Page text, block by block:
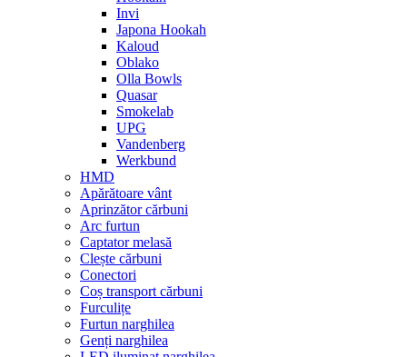
Invi
Japona Hookah
Kaloud
Oblako
Olla Bowls
Quasar
Smokelab
UPG
Vandenberg
Werkbund
HMD
Apărătoare vânt
Aprinzător cărbuni
Arc furtun
Captator melasă
Clește cărbuni
Conectori
Coș transport cărbuni
Furculițe
Furtun narghilea
Genți narghilea